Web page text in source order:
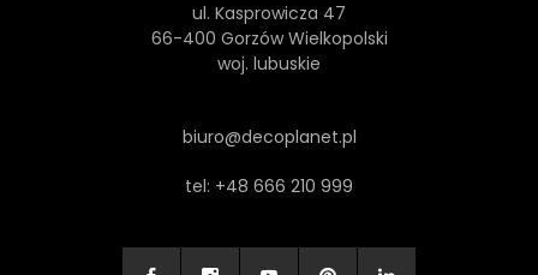
ul. Kasprowicza 47
66-400 Gorzów Wielkopolski
woj. lubuskie
biuro@decoplanet.pl
tel: +48 666 210 999